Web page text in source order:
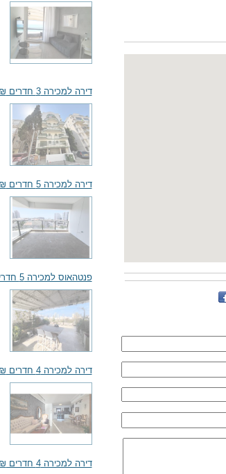
דירה למכירה 3 חדרים 5,500,000₪
דירה למכירה 5 חדרים 3,300,000₪
פנטהאוס למכירה 5 חדרים 3,500,000₪
דירה למכירה 4 חדרים 3,850,000₪
דירה למכירה 4 חדרים 3,570,000₪